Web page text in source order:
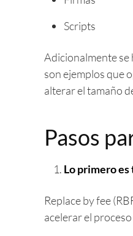
Scripts
Adicionalmente se
son ejemplos que
alterar el tamaño
Pasos
Lo primero es
Replace by fee
acelerar el